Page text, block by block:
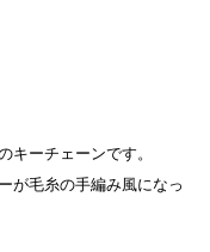
キーチェーンです。
が毛糸の手編み風になっ